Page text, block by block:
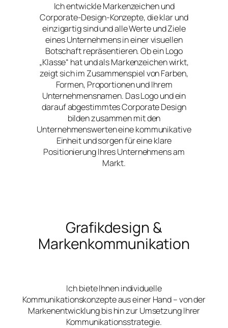
Ich entwickle Markenzeichen und
Corporate-Design-Konzepte, die klar und
einzigartig sind und alle Werte und Ziele
eines Unternehmens in einer visuellen
Botschaft repräsentieren. Ob ein Logo
„Klasse“ hat und als Markenzeichen wirkt,
zeigt sich im Zusammenspiel von Farben,
Formen, Proportionen und Ihrem
Unternehmensnamen. Das Logo und ein
darauf abgestimmtes Corporate Design
bilden zusammen mit den
Unternehmenswerten eine kommunikative
Einheit und sorgen für eine klare
Positionierung Ihres Unternehmens am
Markt.
Grafikdesign &
Markenkommunikation
Ich biete Ihnen individuelle
Kommunikationskonzepte aus einer Hand – von der
Markenentwicklung bis hin zur Umsetzung Ihrer
Kommunikationsstrategie.